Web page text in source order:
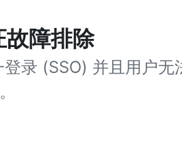
障排除
录 (SSO) 并且用户